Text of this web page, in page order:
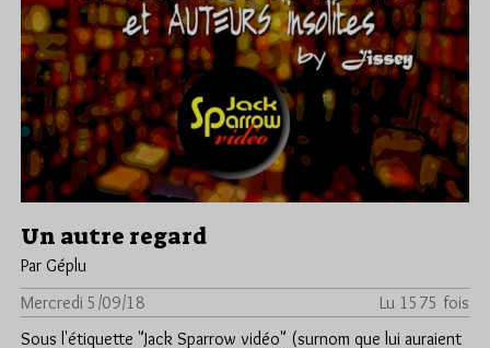
Un autre regard
Par Géplu
Mercredi 5/09/18
Lu 1575 fois
Sous l'étiquette "Jack Sparrow vidéo" (surnom que lui auraient